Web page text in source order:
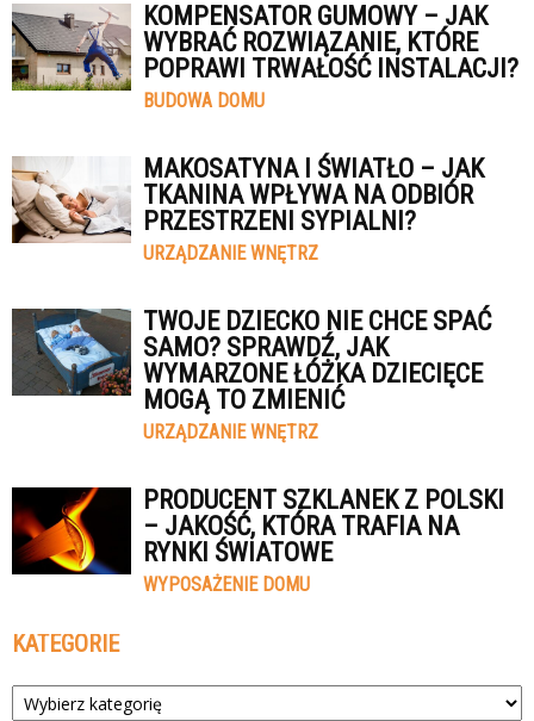
KOMPENSATOR GUMOWY – JAK
WYBRAĆ ROZWIĄZANIE, KTÓRE
POPRAWI TRWAŁOŚĆ INSTALACJI?
BUDOWA DOMU
MAKOSATYNA I ŚWIATŁO – JAK
TKANINA WPŁYWA NA ODBIÓR
PRZESTRZENI SYPIALNI?
URZĄDZANIE WNĘTRZ
TWOJE DZIECKO NIE CHCE SPAĆ
SAMO? SPRAWDŹ, JAK
WYMARZONE ŁÓŻKA DZIECIĘCE
MOGĄ TO ZMIENIĆ
URZĄDZANIE WNĘTRZ
PRODUCENT SZKLANEK Z POLSKI
– JAKOŚĆ, KTÓRA TRAFIA NA
RYNKI ŚWIATOWE
WYPOSAŻENIE DOMU
KATEGORIE
Kategorie